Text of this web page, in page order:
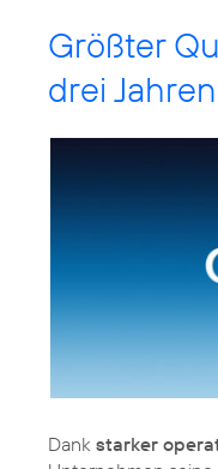
Größter
drei Jahren
Dank starker